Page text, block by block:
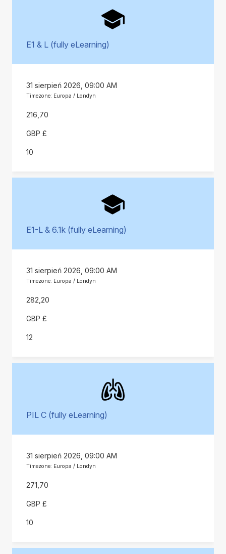
E1 & L (fully eLearning)
31 sierpień 2026, 09:00 AM
Timezone: Europa / Londyn
216,70
GBP £
10
E1-L & 6.1k (fully eLearning)
31 sierpień 2026, 09:00 AM
Timezone: Europa / Londyn
282,20
GBP £
12
PIL C (fully eLearning)
31 sierpień 2026, 09:00 AM
Timezone: Europa / Londyn
271,70
GBP £
10